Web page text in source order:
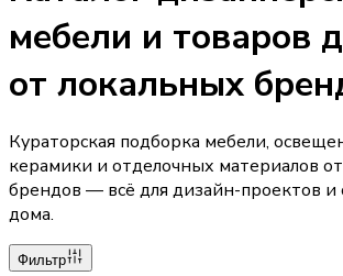
мебели и товаров
от локальных
Кураторская подборка мебели,
керамики и отделочных материалов
брендов — всё для дизайн-проектов и
дома.
Фильтр